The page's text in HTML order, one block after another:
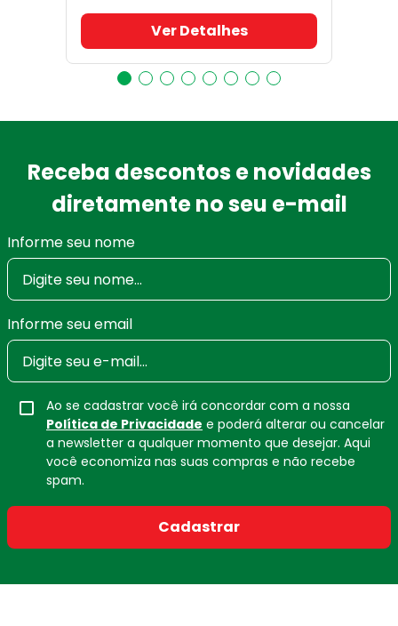
Ver Detalhes
Receba descontos e novidades
diretamente no seu e-mail
Informe seu nome
Informe seu email
Ao se cadastrar você irá concordar com a nossa
Política de Privacidade e poderá alterar ou cancelar
a newsletter a qualquer momento que desejar. Aqui
você economiza nas suas compras e não recebe
spam.
Cadastrar